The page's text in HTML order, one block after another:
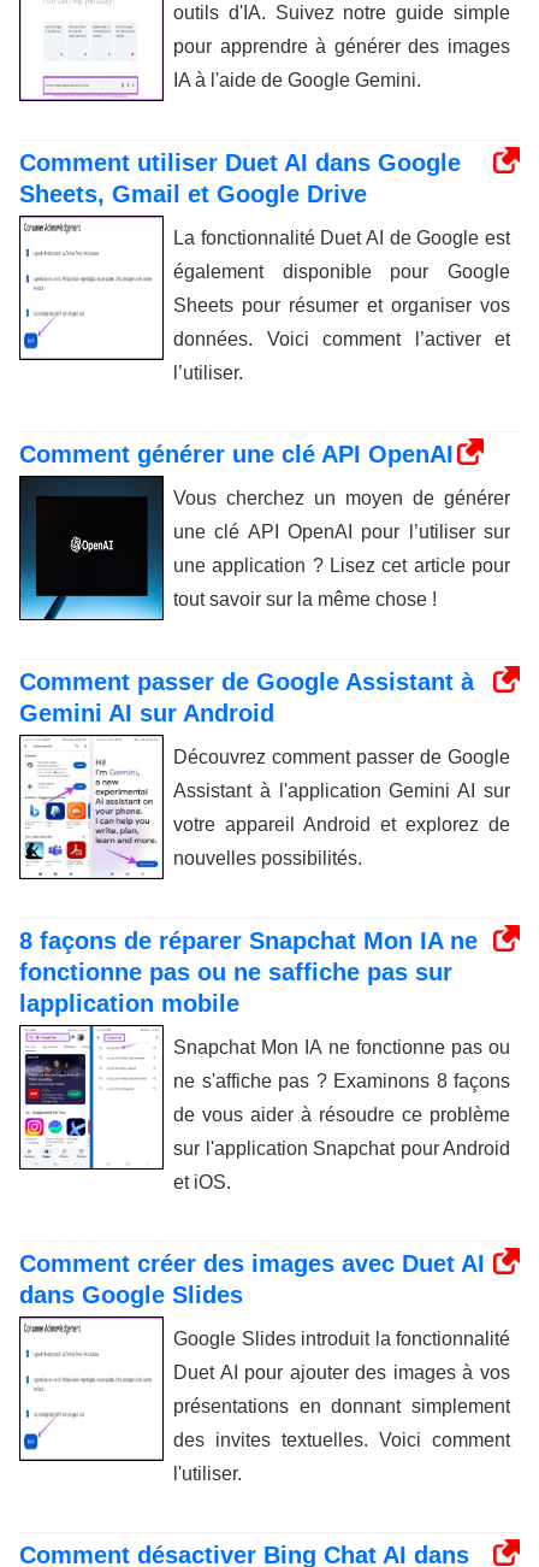
outils d'IA. Suivez notre guide simple
pour apprendre à générer des images
IA à l'aide de Google Gemini.
Comment utiliser Duet AI dans Google
Sheets, Gmail et Google Drive
La fonctionnalité Duet AI de Google est
également disponible pour Google
Sheets pour résumer et organiser vos
données. Voici comment l’activer et
l’utiliser.
Comment générer une clé API OpenAI
Vous cherchez un moyen de générer
une clé API OpenAI pour l’utiliser sur
une application ? Lisez cet article pour
tout savoir sur la même chose !
Comment passer de Google Assistant à
Gemini AI sur Android
Découvrez comment passer de Google
Assistant à l'application Gemini AI sur
votre appareil Android et explorez de
nouvelles possibilités.
8 façons de réparer Snapchat Mon IA ne
fonctionne pas ou ne saffiche pas sur
lapplication mobile
Snapchat Mon IA ne fonctionne pas ou
ne s'affiche pas ? Examinons 8 façons
de vous aider à résoudre ce problème
sur l'application Snapchat pour Android
et iOS.
Comment créer des images avec Duet AI
dans Google Slides
Google Slides introduit la fonctionnalité
Duet AI pour ajouter des images à vos
présentations en donnant simplement
des invites textuelles. Voici comment
l'utiliser.
Comment désactiver Bing Chat AI dans